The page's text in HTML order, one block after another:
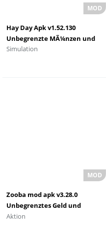
Hay Day Apk v1.52.130
Unbegrenzte MÃ¼nzen und
Diamanten
Simulation
Zooba mod apk v3.28.0
Unbegrenztes Geld und
Edelsteine â€‹â€‹2023 - Zooba
Aktion